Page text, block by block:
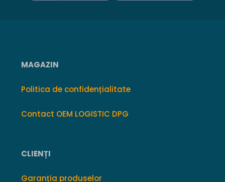
MAGAZIN
Politica de confidențialitate
Contact OEM LOGISTIC DPG
CLIENȚI
Garanția produselor